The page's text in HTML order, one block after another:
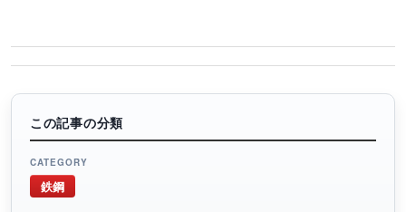
この記事の分類
CATEGORY
鉄鋼